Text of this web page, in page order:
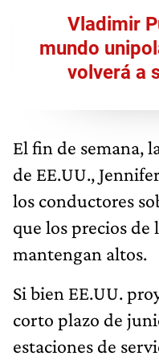
Vladimir
mundo
volverá a
El fin de semana,
de EE.UU.,
los conductores
que los precios de
mantengan altos.
Si bien EE.UU.
corto plazo de
estaciones de